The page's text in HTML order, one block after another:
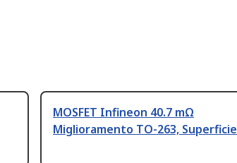
MOSFET Infineon 40.7 mΩ
Miglioramento TO-263, Superficie